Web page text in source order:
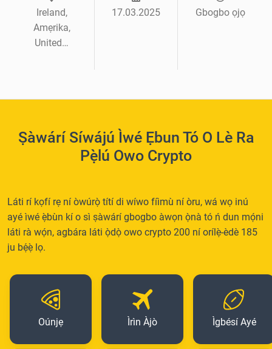
Ireland,
Amẹrika,
United…
17.03.2025 Gbogbo ọjọ
Ṣàwárí Síwájú Ìwé Ẹbun Tó O Lè Ra
Pẹ̀lú Owo Crypto
Láti rí kọfí rẹ ní òwúrọ̀ títí di wíwo fíìmù ní òru, wá wọ inú
ayé ìwé ẹ̀bùn kí o sì ṣàwárí gbogbo àwọn ọ̀nà tó ń dun mọ́ni
láti rà wọ́n, agbára láti ọ̀dọ̀ owo crypto 200 ní orílẹ̀-èdè 185
ju bẹ́ẹ̀ lọ.
Oúnjẹ Ìrìn Àjò Ìgbésí Ayé